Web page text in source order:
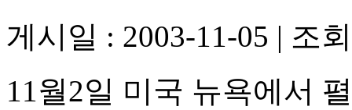
게시일 : 2003-11-05 | 조
11월2일 미국 뉴욕에서